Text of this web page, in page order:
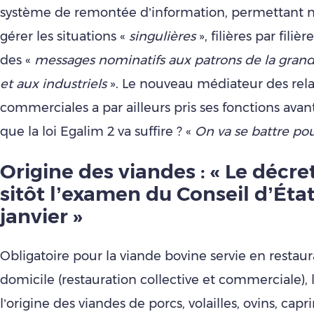
système de remontée d’information, permettant
gérer les situations « singulières», filières par
des « messages nominatifs aux patrons de la
et aux industriels». Le nouveau médiateur des
commerciales a par ailleurs pris ses fonctions
que la loi Egalim 2 va suffire ? « On va se battre
Origine des viandes : « Le
sitôt l’examen du Conseil d’État
janvier »
Obligatoire pour la viande bovine servie en
domicile (restauration collective et commerciale),
l’origine des viandes de porcs, volailles, ovins,